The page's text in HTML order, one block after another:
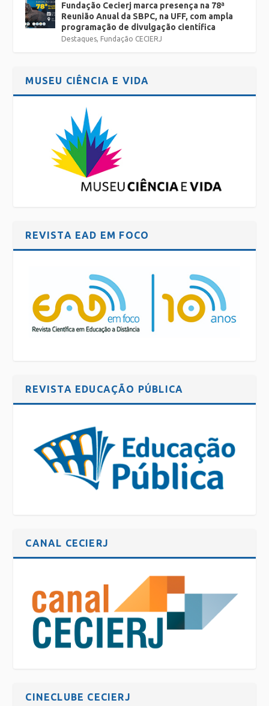
Fundação Cecierj marca presença na 78ª
Reunião Anual da SBPC, na UFF, com ampla
programação de divulgação científica
Destaques, Fundação CECIERJ
MUSEU CIÊNCIA E VIDA
REVISTA EAD EM FOCO
REVISTA EDUCAÇÃO PÚBLICA
CANAL CECIERJ
CINECLUBE CECIERJ